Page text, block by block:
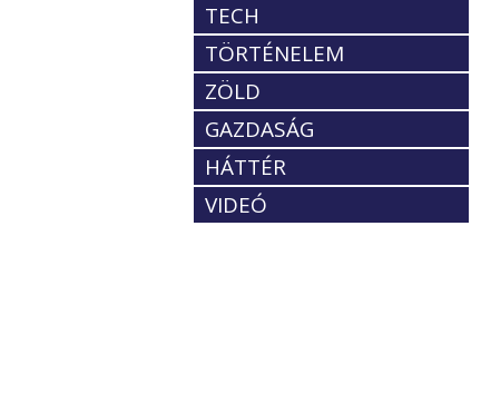
TECH
TÖRTÉNELEM
ZÖLD
GAZDASÁG
HÁTTÉR
VIDEÓ